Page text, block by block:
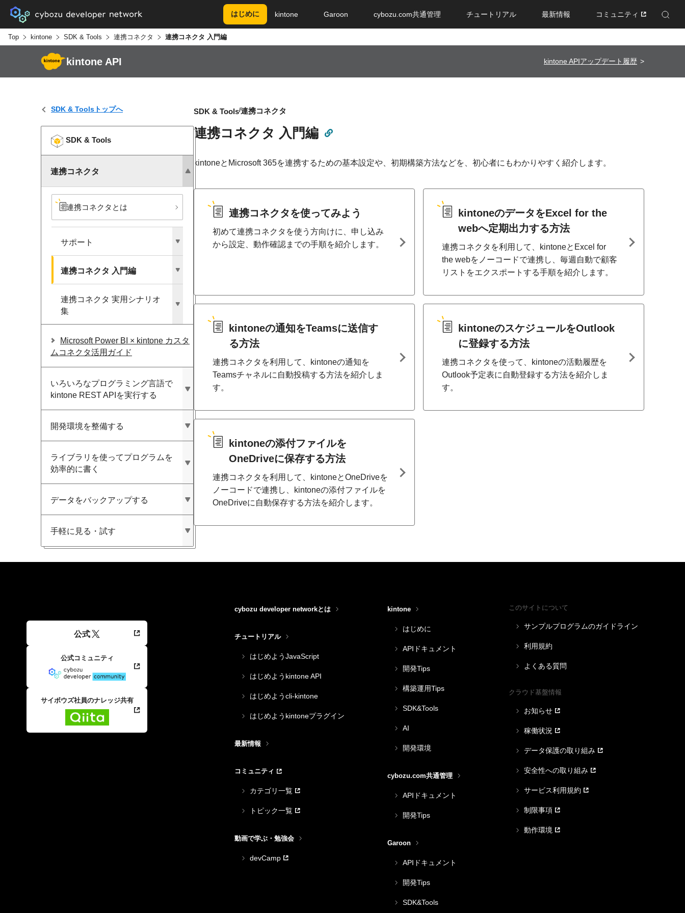
はじめに kintone Garoon cybozu.com共通管理 チュートリアル 最新情報 コミュニティ
Enhanced by Google
Top kintone SDK & Tools 連携コネクタ 連携コネクタ 入門編
kintone API kintone APIアップデート履歴
SDK & Toolsトップへ
SDK & Tools
連携コネクタ
連携コネクタとは
サポート
連携コネクタ 入門編
連携コネクタ 実用シナリオ
集
Microsoft Power BI × kintone カスタ
ムコネクタ活用ガイド
いろいろな​プログラミング言語で​
kintone REST APIを​実行する
開発環境を​整備する
ライブラリを​使って​プログラムを​
効率的に​書く
データを​バックアップする
手軽に​見る​・試す
SDK & Tools連携コネクタ
連携コネクタ 入門編
kintoneとMicrosoft 365を連携するための基本設定や、初期構築方法などを、初心者にもわかりやすく紹介します。
連携コネクタを使ってみよう
初めて連携コネクタを使う方向けに、申し込み
から設定、動作確認までの手順を紹介します。
kintoneのデータをExcel for the
webへ定期出力する方法
連携コネクタを利用して、kintoneとExcel for
the webをノーコードで連携し、毎週自動で顧客
リストをエクスポートする手順を紹介します。
kintoneの通知をTeamsに送信す
る方法
連携コネクタを利用して、kintoneの通知を
Teamsチャネルに自動投稿する方法を紹介しま
す。
kintoneのスケジュールをOutlook
に登録する方法
連携コネクタを使って、kintoneの活動履歴を
Outlook予定表に自動登録する方法を紹介しま
す。
kintoneの添付ファイルを
OneDriveに保存する方法
連携コネクタを利用して、kintoneとOneDriveを
ノーコードで連携し、kintoneの添付ファイルを
OneDriveに自動保存する方法を紹介します。
公式
公式コミュニティ
サイボウズ社員のナレッジ共有
cybozu developer networkとは
チュートリアル
はじめようJavaScript
はじめようkintone API
はじめようcli-kintone
はじめようkintoneプラグイン
最新情報
コミュニティ
カテゴリ一覧
トピック一覧
動画で学ぶ・勉強会
devCamp
kintone
はじめに
APIドキュメント
開発Tips
構築運用Tips
SDK&Tools
AI
開発環境
cybozu.com共通管理
APIドキュメント
開発Tips
Garoon
APIドキュメント
開発Tips
SDK&Tools
このサイトについて
サンプルプログラムのガイドライン
利用規約
よくある質問
クラウド基盤情報
お知らせ
稼働状況
データ保護の取り組み
安全性への取り組み
サービス利用規約
制限事項
動作環境